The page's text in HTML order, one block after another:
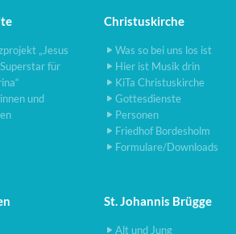
„Jesus
für
und
Christuskirche
Was so bei uns los ist
Hier ist Musik drin
KiTa Christuskirche
Gottesdienste
Personen
Friedhof Bordesholm
Formulare/Downloads
St. Johannis Brügge
Alt und Jung